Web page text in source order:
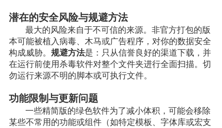
潜在的安全风险与规避方法
最大的风险来自于不可信的来源。非官方打包的版
本可能被植入病毒、木马或广告程序，对你的数据安全
构成威胁。 规避方法是：只从信誉良好的渠道下载，并
在运行前使用杀毒软件对整个文件夹进行全面扫描。切
勿运行来源不明的脚本或可执行文件。
功能限制与更新问题
一些精简版的绿色软件为了减小体积，可能会移除
某些不常用的功能或组件（如特定模板、字体库或宏支